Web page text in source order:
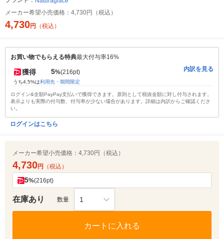
メーカー希望小売価格： 4,730円（税込）
4,730円 （税込）
お買い物でもらえる特典最大付与率16%
獲得 5%(216pt)
うち4.5%は利用先・期間限定
内訳を見る
ログイン&全額PayPay支払いで獲得できます。原則として税抜金額に対し付与されます。
表示よりも実際の付与数、付与率が少ない場合があります。詳細は内訳からご確認くださ
い。
ログインはこちら
メーカー希望小売価格： 4,730円（税込）
4,730円 （税込）
5%(216pt)
在庫あり 数量 1
カートに入れる